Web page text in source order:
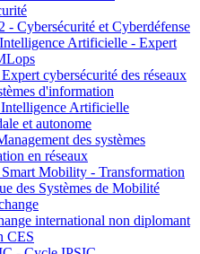
- Cybersécurité et Cyberdéfense
Artificielle - Expert
cybersécurité des réseaux
d'information
Artificielle
et autonome
des systèmes
en réseaux
Mobility - Transformation
des Systèmes de Mobilité
international non diplomant
CES